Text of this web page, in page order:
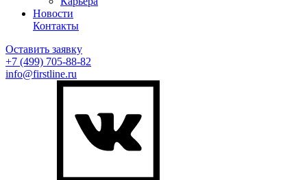
Новости
Контакты
Оставить заявку
+7 (499) 705-88-82
info@firstline.ru